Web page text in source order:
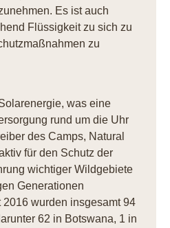
Es ist auch
Flüssigkeit zu sich zu
zu
was eine
rund um die Uhr
des Camps, Natural
für den Schutz der
wichtiger Wildgebiete
Generationen
wurden insgesamt 94
62 in Botswana, 1 in